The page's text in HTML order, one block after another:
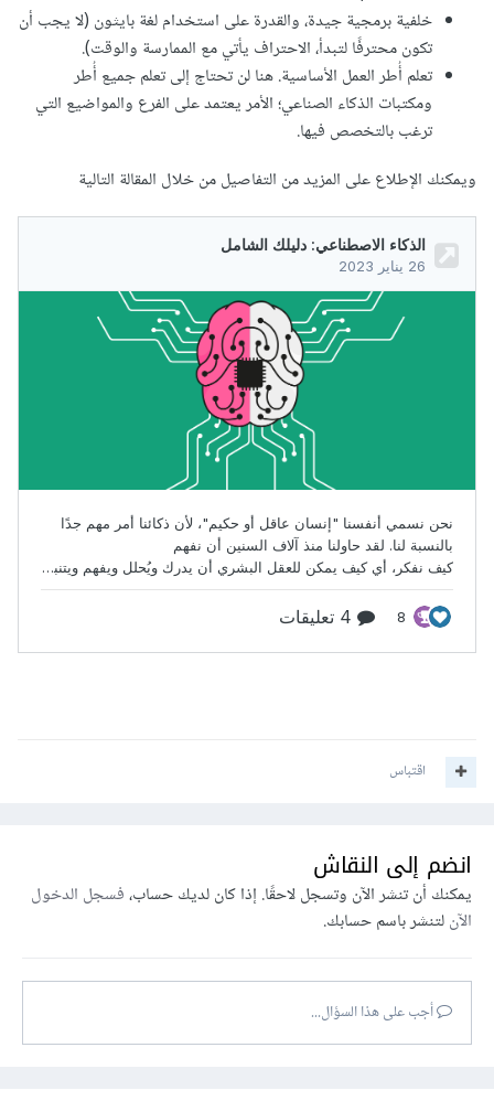
خلفية برمجية جيدة، والقدرة على استخدام لغة بايثون (لا يجب أن
تكون محترفًا لتبدأ، الاحتراف يأتي مع الممارسة والوقت).
تعلم أُطر العمل الأساسية. هنا لن تحتاج إلى تعلم جميع أُطر
ومكتبات الذكاء الصناعي؛ الأمر يعتمد على الفرع والمواضيع التي
ترغب بالتخصص فيها.
ويمكنك الإطلاع على المزيد من التفاصيل من خلال المقالة التالية
اقتباس
انضم إلى النقاش
يمكنك أن تنشر الآن وتسجل لاحقًا. إذا كان لديك حساب،فسجل الدخول
الآنلتنشر باسم حسابك.
أجب على هذا السؤال...